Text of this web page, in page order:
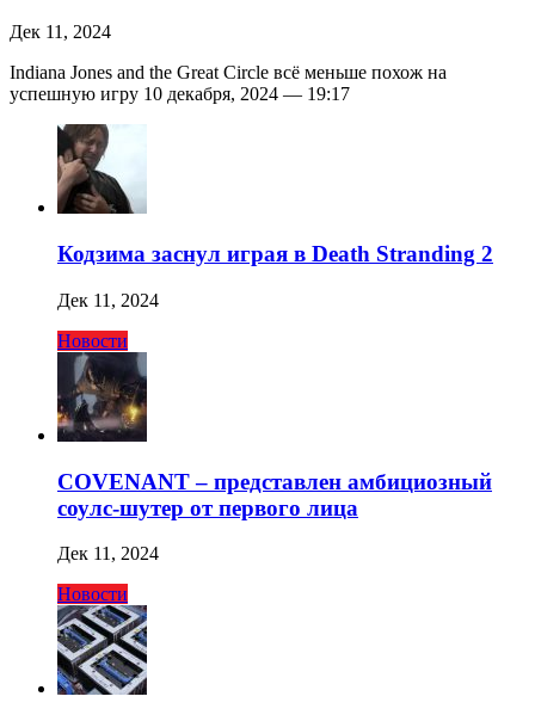
Дек 11, 2024
Indiana Jones and the Great Circle всё меньше похож на
успешную игру 10 декабря, 2024 — 19:17
Кодзима заснул играя в Death Stranding 2
Дек 11, 2024
Новости
COVENANT – представлен амбициозный
соулс-шутер от первого лица
Дек 11, 2024
Новости